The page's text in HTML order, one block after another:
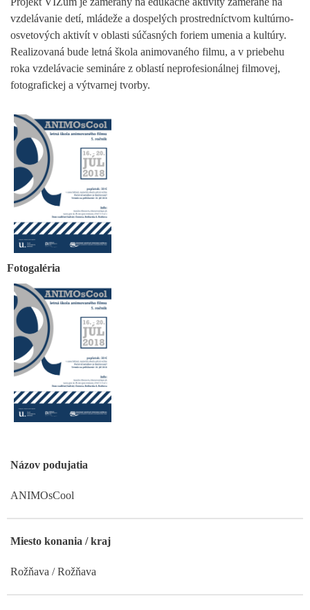
vzdelávanie detí, mládeže a dospelých prostredníctvom kultúrno-
osvetových aktivít v oblasti súčasných foriem umenia a kultúry.
Realizovaná bude letná škola animovaného filmu, a v priebehu
roka vzdelávacie semináre z oblastí neprofesionálnej filmovej,
fotografickej a výtvarnej tvorby.
Fotogaléria
Názov podujatia
ANIMOsCool
Miesto konania / kraj
Rožňava / Rožňava